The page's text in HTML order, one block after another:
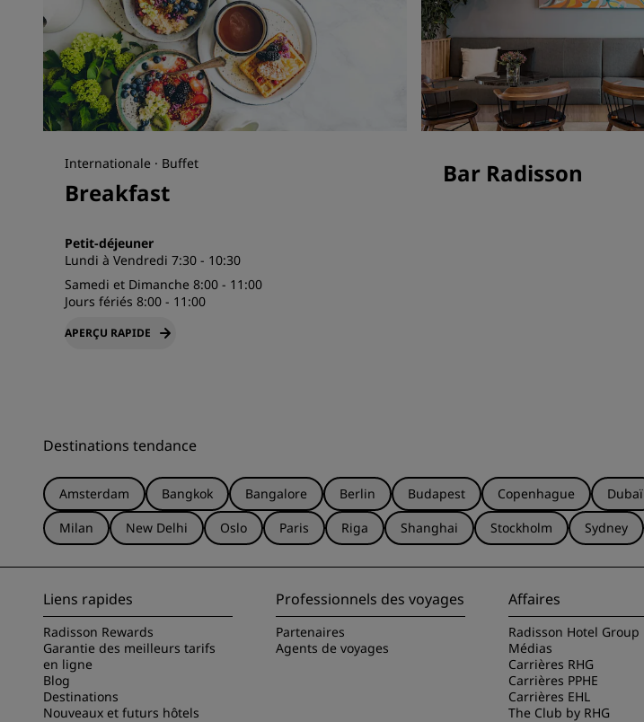
Internationale · Buffet
Breakfast
Petit-déjeuner
Lundi à Vendredi 7:30 - 10:30
Samedi et Dimanche 8:00 - 11:00
Jours fériés 8:00 - 11:00
APERÇU RAPIDE
Bar Radisson
Destinations tendance
Amsterdam Bangkok Bangalore Berlin Budapest Copenhague Dubaï
Milan
New Delhi Oslo Paris Riga Shanghai Stockholm Sydney
Liens rapides
Radisson Rewards
Garantie des meilleurs tarifs
en ligne
Blog
Destinations
Nouveaux et futurs hôtels
Professionnels des voyages
Partenaires
Agents de voyages
Affaires
Radisson Hotel Group
Médias
Carrières RHG
Carrières PPHE
Carrières EHL
The Club by RHG